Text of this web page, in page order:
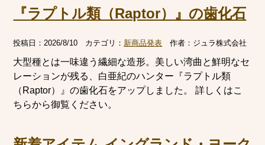
『ラプトル類（Raptor）』の歯化石
投稿日：2026/8/10 カテゴリ： 新商品発表 作者： ジュラ株式会社
大型種とは一味違う繊細な造形。美しい湾曲と鮮明なセ
レーションが残る、白亜紀のハンター『ラプトル類
（Raptor）』の歯化石をアップしました。 詳しくはこ
ちらから御覧ください。